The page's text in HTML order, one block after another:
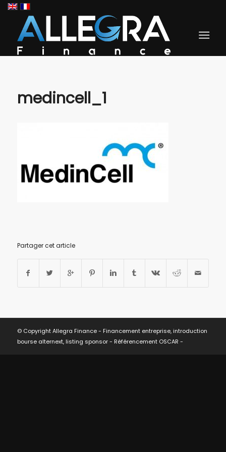
medincell_1
Partager cet article
© Copyright Allegra Finance - Financement entreprise, introduction
bourse alternext, listing sponsor - Référencement OSCAR -